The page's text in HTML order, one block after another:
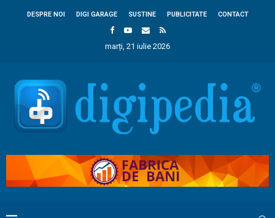
DESPRE NOI DIGI GARAGE SUSTINE PUBLICITATE CONTACT
marți, 21 iulie 2026